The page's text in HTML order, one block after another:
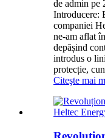
de admin pe
Introducere:
companiei
ne-am aflat
depășind
introdus o
protecție,
Citeşte mai